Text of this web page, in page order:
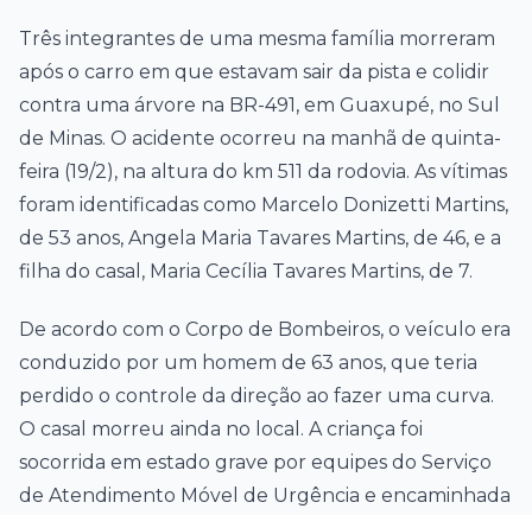
Três integrantes de uma mesma família morreram
após o carro em que estavam sair da pista e colidir
contra uma árvore na BR-491, em Guaxupé, no Sul
de Minas. O acidente ocorreu na manhã de quinta-
feira (19/2), na altura do km 511 da rodovia. As vítimas
foram identificadas como Marcelo Donizetti Martins,
de 53 anos, Angela Maria Tavares Martins, de 46, e a
filha do casal, Maria Cecília Tavares Martins, de 7.
De acordo com o Corpo de Bombeiros, o veículo era
conduzido por um homem de 63 anos, que teria
perdido o controle da direção ao fazer uma curva.
O casal morreu ainda no local. A criança foi
socorrida em estado grave por equipes do Serviço
de Atendimento Móvel de Urgência e encaminhada